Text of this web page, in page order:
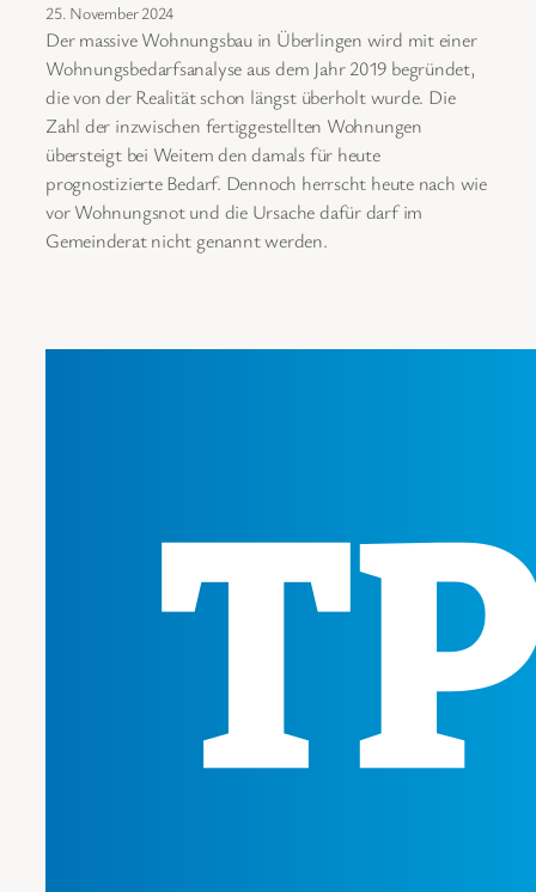
25. November 2024
Der massive Wohnungsbau in Überlingen wird mit einer
Wohnungsbedarfsanalyse aus dem Jahr 2019 begründet,
die von der Realität schon längst überholt wurde. Die
Zahl der inzwischen fertiggestellten Wohnungen
übersteigt bei Weitem den damals für heute
prognostizierte Bedarf. Dennoch herrscht heute nach wie
vor Wohnungsnot und die Ursache dafür darf im
Gemeinderat nicht genannt werden.